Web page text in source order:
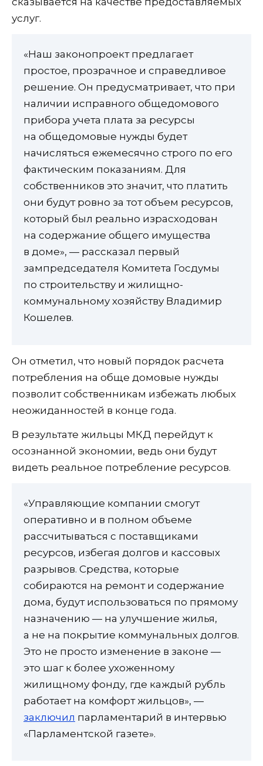
услуг.
«Наш законопроект предлагает
простое, прозрачное и справедливое
решение. Он предусматривает, что при
наличии исправного общедомового
прибора учета плата за ресурсы
на общедомовые нужды будет
начисляться ежемесячно строго по его
фактическим показаниям. Для
собственников это значит, что платить
они будут ровно за тот объем ресурсов,
который был реально израсходован
на содержание общего имущества
в доме», — рассказал первый
зампредседателя Комитета Госдумы
по строительству и жилищно-
коммунальному хозяйству Владимир
Кошелев.
Он отметил, что новый порядок расчета
потребления на обще домовые нужды
позволит собственникам избежать любых
неожиданностей в конце года.
В результате жильцы МКД перейдут к
осознанной экономии, ведь они будут
видеть реальное потребление ресурсов.
«Управляющие компании смогут
оперативно и в полном объеме
рассчитываться с поставщиками
ресурсов, избегая долгов и кассовых
разрывов. Средства, которые
собираются на ремонт и содержание
дома, будут использоваться по прямому
назначению — на улучшение жилья,
а не на покрытие коммунальных долгов.
Это не просто изменение в законе —
это шаг к более ухоженному
жилищному фонду, где каждый рубль
работает на комфорт жильцов», —
заключил парламентарий в интервью
«Парламентской газете».